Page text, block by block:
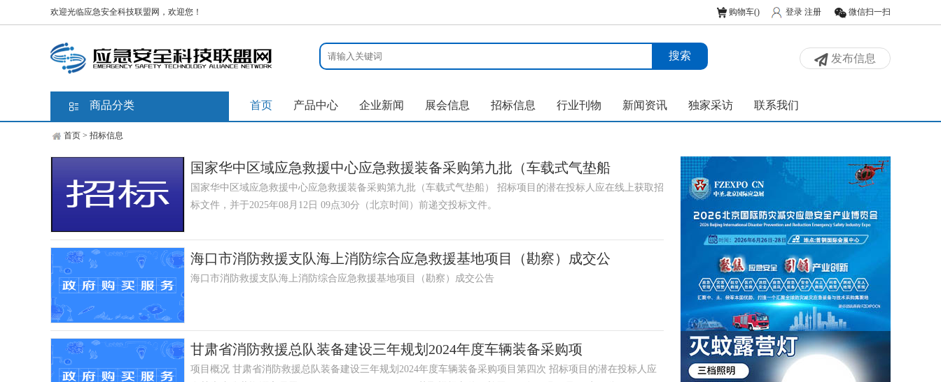
欢迎光临应急安全科技联盟网，欢迎您！ 购物车() 登录 注册 微信扫一扫
发布信息
商品分类 首页 产品中心 企业新闻 展会信息 招标信息 行业刊物 新闻资讯 独家采访 联系我们
首页 > 招标信息
国家华中区域应急救援中心应急救援装备采购第九批（车载式气垫船
国家华中区域应急救援中心应急救援装备采购第九批（车载式气垫船） 招标项目的潜在投标人应在线上获取招
标文件，并于2025年08月12日 09点30分（北京时间）前递交投标文件。
海口市消防救援支队海上消防综合应急救援基地项目（勘察）成交公
海口市消防救援支队海上消防综合应急救援基地项目（勘察）成交公告
甘肃省消防救援总队装备建设三年规划2024年度车辆装备采购项
项目概况 甘肃省消防救援总队装备建设三年规划2024年度车辆装备采购项目第四次 招标项目的潜在投标人应